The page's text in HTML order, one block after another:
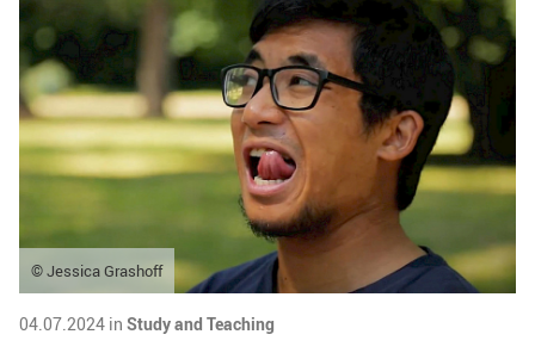
© Jessica Grashoff
04.07.2024 in Study and Teaching